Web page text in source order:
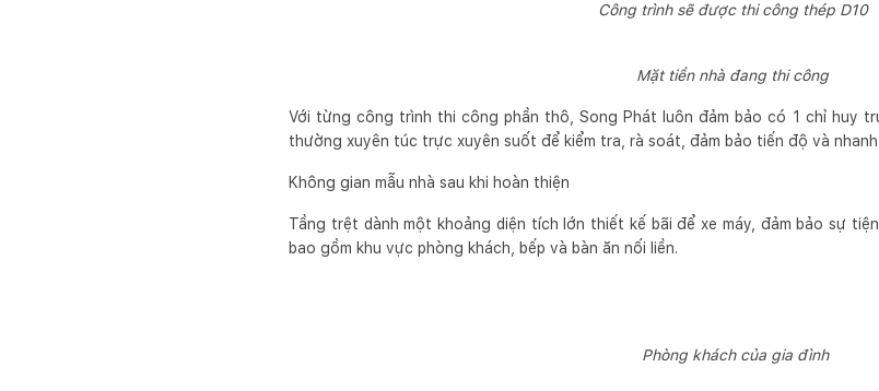
Công trình sẽ được thi công thép D10
Mặt tiền nhà đang thi công
Với từng công trình thi công phần thô, Song Phát luôn đảm bảo có 1 chỉ huy
thường xuyên túc trực xuyên suốt để kiểm tra, rà soát, đảm bảo tiến độ và
Không gian mẫu nhà sau khi hoàn thiện
Tầng trệt dành một khoảng diện tích lớn thiết kế bãi để xe máy, đảm bảo sự
bao gồm khu vực phòng khách, bếp và bàn ăn nối liền.
Phòng khách của gia đình